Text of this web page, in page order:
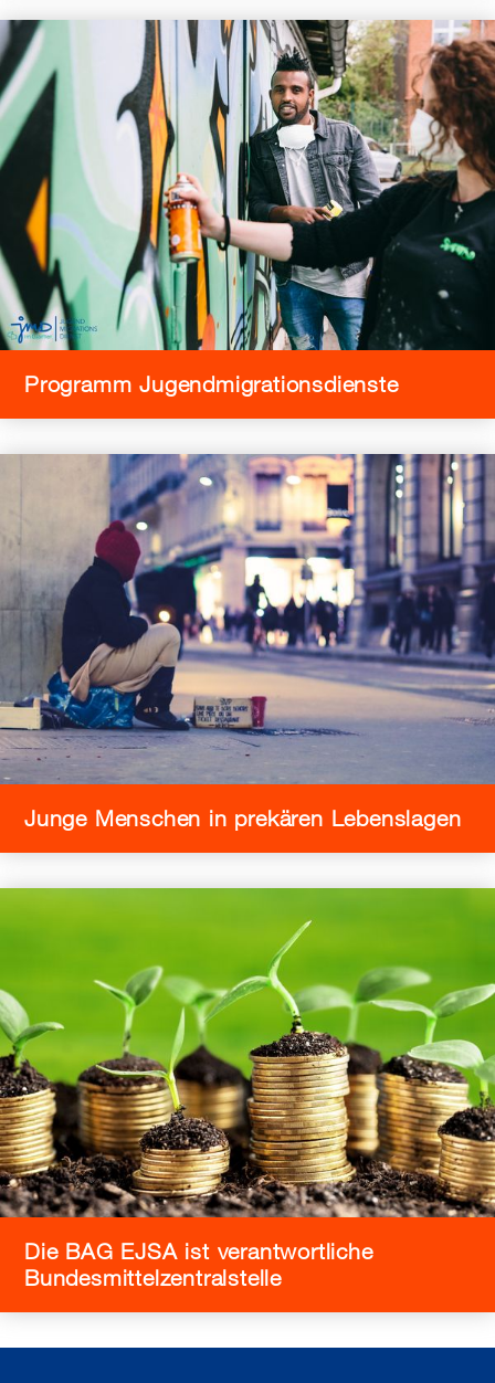
Programm Jugendmigrationsdienste
Junge Menschen in prekären Lebenslagen
Die BAG EJSA ist verantwortliche
Bundesmittelzentralstelle